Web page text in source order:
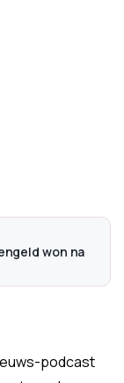
won na
podcast